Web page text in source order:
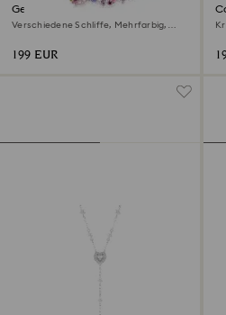
Gema Halskette
Verschiedene Schliffe, Mehrfarbig,
199 EUR